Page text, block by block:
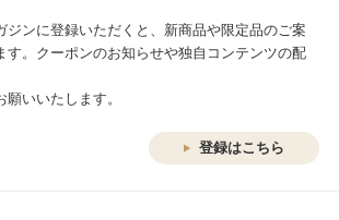
ジンに登録いただくと、新商品や限定品のご案
す。クーポンのお知らせや独自コンテンツの配
いいたします。
登録はこちら